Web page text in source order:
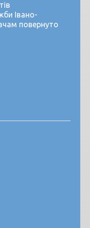
Івано-
повернуто